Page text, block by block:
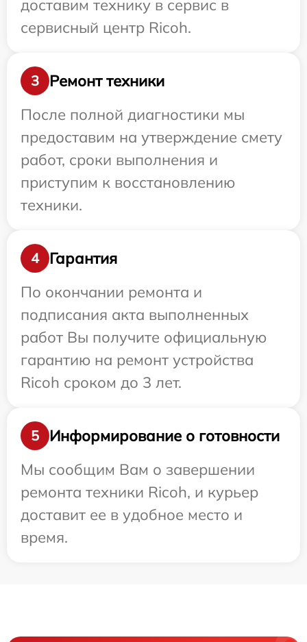
доставим технику в сервис в
сервисный центр Ricoh.
3
Ремонт техники
После полной диагностики мы
предоставим на утверждение смету
работ, сроки выполнения и
приступим к восстановлению
техники.
4
Гарантия
По окончании ремонта и
подписания акта выполненных
работ Вы получите официальную
гарантию на ремонт устройства
Ricoh сроком до 3 лет.
5
Информирование о готовности
Мы сообщим Вам о завершении
ремонта техники Ricoh, и курьер
доставит ее в удобное место и
время.